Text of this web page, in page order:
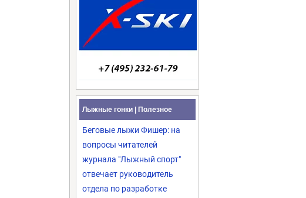
Лыжные гонки | Полезное
Беговые лыжи Фишер: на
вопросы читателей
журнала "Лыжный спорт"
отвечает руководитель
отдела по разработке